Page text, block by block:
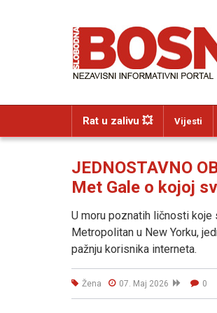
Rat u zalivu 💥 Vijesti
JEDNOSTAVNO
Met Gale o kojoj
U moru poznatih ličnosti koje
Metropolitan u New Yorku,
pažnju korisnika interneta.
Žena 07. Maj 2026 0